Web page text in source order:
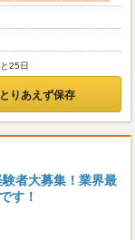
25日
とりあえず保存
験者大募集！業界最
す！